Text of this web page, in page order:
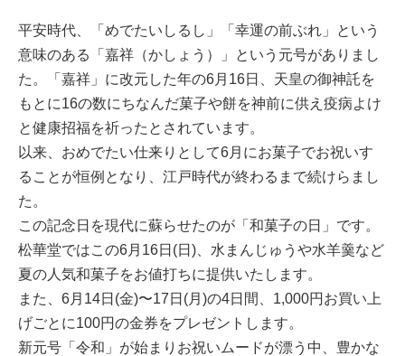
平安時代、「めでたいしるし」「幸運の前ぶれ」という
意味のある「嘉祥（かしょう）」という元号がありまし
た。「嘉祥」に改元した年の6月16日、天皇の御神託を
もとに16の数にちなんだ菓子や餅を神前に供え疫病よけ
と健康招福を祈ったとされています。
以来、おめでたい仕来りとして6月にお菓子でお祝いす
ることが恒例となり、江戸時代が終わるまで続けらまし
た。
この記念日を現代に蘇らせたのが「和菓子の日」です。
松華堂ではこの6月16日(日)、水まんじゅうや水羊羹など
夏の人気和菓子をお値打ちに提供いたします。
また、6月14日(金)〜17日(月)の4日間、1,000円お買い上
げごとに100円の金券をプレゼントします。
新元号「令和」が始まりお祝いムードが漂う中、豊かな